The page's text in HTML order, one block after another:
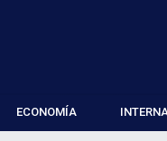
ECONOMÍA